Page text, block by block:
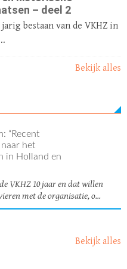
– deel 2
bestaan van de VKHZ in
Bekijk alles
“Recent
het
in Holland en
VKHZ 10 jaar en dat willen
met de organisatie, o...
Bekijk alles